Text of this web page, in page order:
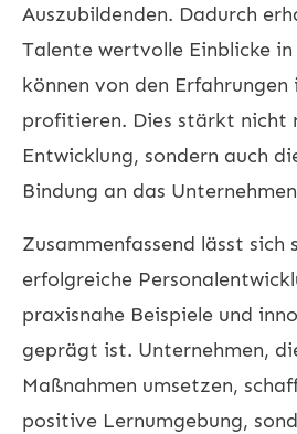
Auszubildenden. Dadurch
Talente wertvolle Einblicke
können von den
profitieren. Dies stärkt nicht
Entwicklung, sondern auch
Bindung an das
Zusammenfassend lässt sich
erfolgreiche
praxisnahe Beispiele und
geprägt ist. Unternehmen,
Maßnahmen umsetzen,
positive Lernumgebung,